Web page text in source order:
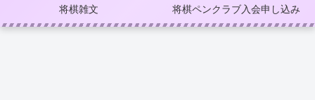
将棋雑文 将棋ペンクラブ入会申し込み